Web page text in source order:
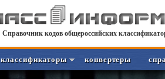
Справочник кодов общероссийских
классификаторы конвертеры